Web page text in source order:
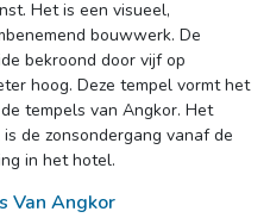
Het is een visueel,
bouwwerk. De
bekroond door vijf op
hoog. Deze tempel vormt het
tempels van Angkor. Het
de zonsondergang vanaf de
in het hotel.
Van Angkor